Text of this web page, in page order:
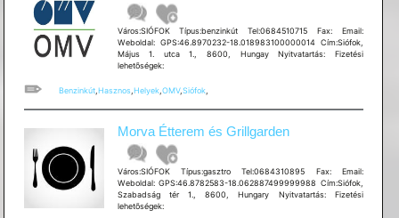
Város:SIÓFOK Típus:benzinkút Tel:0684510715 Fax: Email:
Weboldal: GPS:46.8970232-18.018983100000014 Cím:Siófok,
Május 1. utca 1., 8600, Hungay Nyitvatartás: Fizetési
lehetõségek:
Benzinkút,Hasznos,Helyek,OMV,Siófok,
Morva Étterem és Grillgarden
Város:SIÓFOK Típus:gasztro Tel:0684310895 Fax: Email:
Weboldal: GPS:46.8782583-18.062887499999988 Cím:Siófok,
Szabadság tér 1., 8600, Hungary Nyitvatartás: Fizetési
lehetõségek: